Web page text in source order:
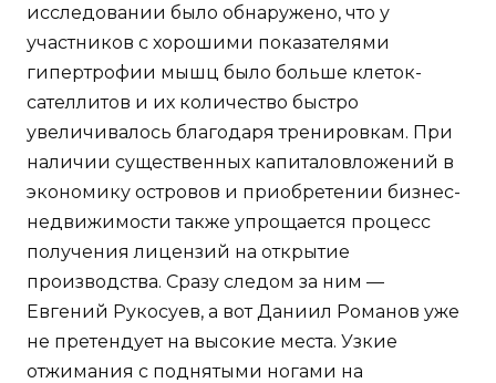
исследовании было обнаружено, что у
участников с хорошими показателями
гипертрофии мышц было больше клеток-
сателлитов и их количество быстро
увеличивалось благодаря тренировкам. При
наличии существенных капиталовложений в
экономику островов и приобретении бизнес-
недвижимости также упрощается процесс
получения лицензий на открытие
производства. Сразу следом за ним —
Евгений Рукосуев, а вот Даниил Романов уже
не претендует на высокие места. Узкие
отжимания с поднятыми ногами на